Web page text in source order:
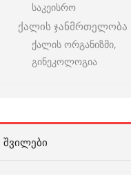
საკეისრო
ქალის ჯანმრთელობა
ქალის ორგანიზმი,
გინეკოლოგია
ᲨᲕᲘᲚᲔᲑᲘ